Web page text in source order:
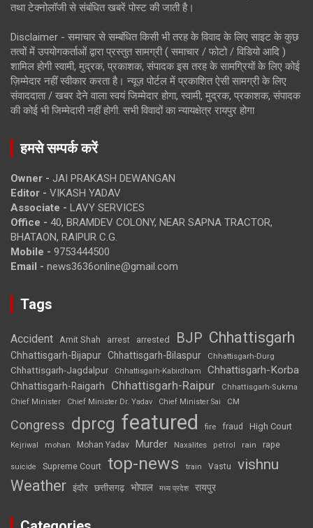
तथा टेक्नोलॉजी से संबंधित खबरें पोस्ट की जाती है।
Disclaimer - समाचार से सम्बंधित किसी भी तरह के विवाद के लिए साइट के कुछ
तत्वों में उपयोगकर्ताओं द्वारा प्रस्तुत सामग्री ( समाचार / फोटो / विडियो आदि )
शामिल होगी स्वामी, मुद्रक, प्रकाशक, संपादक इस तरह के सामग्रियों के लिए कोई
ज़िम्मेदार नहीं स्वीकार करता है। न्यूज़ पोर्टल में प्रकाशित ऐसी सामग्री के लिए
संवाददाता / खबर देने वाला स्वयं जिम्मेदार होगा, स्वामी, मुद्रक, प्रकाशक, संपादक
की कोई भी जिम्मेदारी नहीं होगी. सभी विवादों का न्यायक्षेत्र रायपुर होगा
हमसे सम्पर्क करें
Owner - JAI PRAKASH DEWANGAN
Editor - VIKASH YADAV
Associate - LAVY SERVICES
Office - 40, BRAMDEV COLONY, NEAR SAPNA TRACTOR,
BHATAON, RAIPUR C.G.
Mobile - 9753444500
Email - news3636online@gmail.com
Tags
Accident Amit Shah arrest arrested BJP Chhattisgarh
Chhattisgarh-Bijapur Chhattisgarh-Bilaspur Chhattisgarh-Durg
Chhattisgarh-Jagdalpur Chhattisgarh-Kabirdham Chhattisgarh-Korba
Chhattisgarh-Raigarh Chhattisgarh-Raipur
Chhattisgarh-Sukma
Chief Minister
Chief Minister Dr. Yadav Chief Minister Sai CM
Congress dprcg featured fire fraud High Court
Kejriwal mohan Mohan Yadav Murder Naxalites petrol rain rape
suicide Supreme Court top-news train Vastu vishnu
Weather इंदौर छत्तीसगढ़ भोपाल मध्य प्रदेश रायपुर